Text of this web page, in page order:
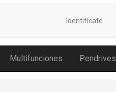
Identifícate
Multifunciones Pendrives